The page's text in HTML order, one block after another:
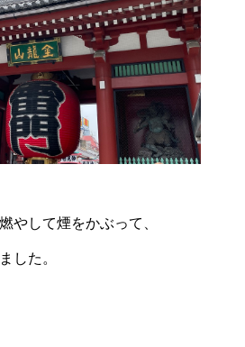
やして煙をかぶって、
した。